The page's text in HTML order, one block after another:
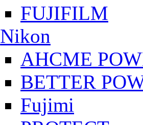
FUJIFILM
Nikon
AHCME
BETTER
Fujimi